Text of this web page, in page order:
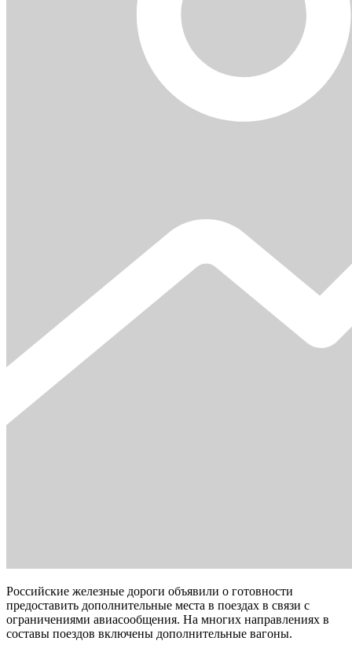
Российские железные дороги объявили о готовности
предоставить дополнительные места в поездах в связи с
ограничениями авиасообщения. На многих направлениях в
составы поездов включены дополнительные вагоны.